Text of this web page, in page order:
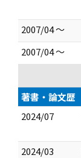
2007/04 ～
2007/04 ～
著書・論文歴
2024/07
2024/03